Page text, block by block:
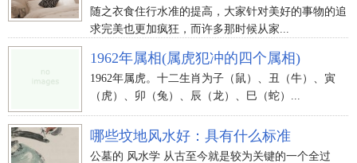
随之衣食住行水准的提高，大家针对美好的事物的追
求完美也更加疯狂，而许多那时候从家...
1962年属相(属虎犯冲的四个属相)
1962年属虎。十二生肖为子（鼠）、丑（牛）、寅
（虎）、卯（兔）、辰（龙）、巳（蛇）...
哪些坟地风水好：具有什么标准
公墓的 风水学 从古至今就是较为关键的一个全过